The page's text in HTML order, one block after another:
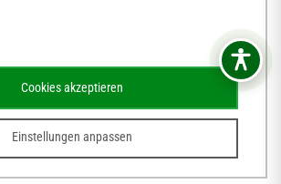
Amtsblatt
für Jena von der DATA HORIZON Digitalagentur
Einstellungen anpassen
Cookies akzeptieren